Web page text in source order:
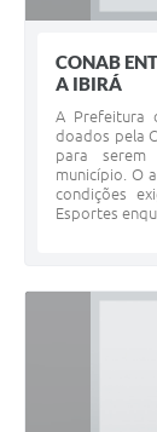
CONAB
A IBIRÁ
A Prefeitura
doados pela
para serem
município. O
condições
Esportes